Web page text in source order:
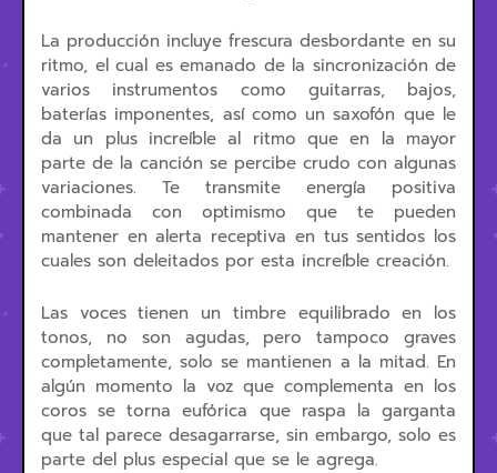
La producción incluye frescura desbordante en su
ritmo, el cual es emanado de la sincronización de
varios instrumentos como guitarras, bajos,
baterías imponentes, así como un saxofón que le
da un plus increíble al ritmo que en la mayor
parte de la canción se percibe crudo con algunas
variaciones. Te transmite energía positiva
combinada con optimismo que te pueden
mantener en alerta receptiva en tus sentidos los
cuales son deleitados por esta increíble creación.
Las voces tienen un timbre equilibrado en los
tonos, no son agudas, pero tampoco graves
completamente, solo se mantienen a la mitad. En
algún momento la voz que complementa en los
coros se torna eufórica que raspa la garganta
que tal parece desagarrarse, sin embargo, solo es
parte del plus especial que se le agrega.